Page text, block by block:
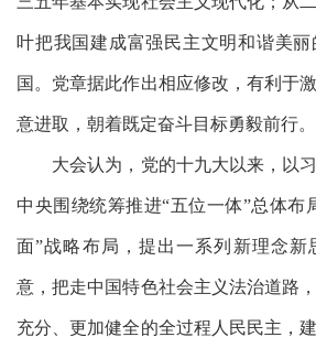
叶把我国建成富强民主文明和谐美
国。党章据此作出相应修改，有利于
意进取，朝着既定奋斗目标勇毅前行。
大会认为，党的十九大以来，以习
中央围绕统筹推进“五位一体”总体布
面”战略布局，提出一系列新理念新
意，把走中国特色社会主义法治道路
充分、更加健全的全过程人民民主，